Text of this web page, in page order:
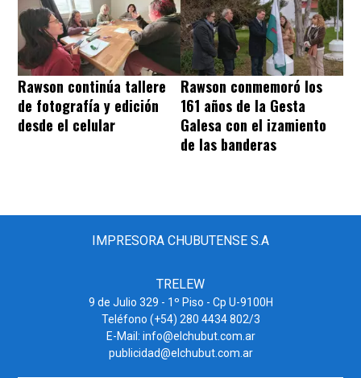
Rawson continúa tallere
de fotografía y edición
desde el celular
Rawson conmemoró los
161 años de la Gesta
Galesa con el izamiento
de las banderas
IMPRESORA CHUBUTENSE S.A
TRELEW
9 de Julio 329 - 1º Piso - Cp U-9100H
Teléfono (+54) 280 4434 802/3
E-Mail: info@elchubut.com.ar
publicidad@elchubut.com.ar